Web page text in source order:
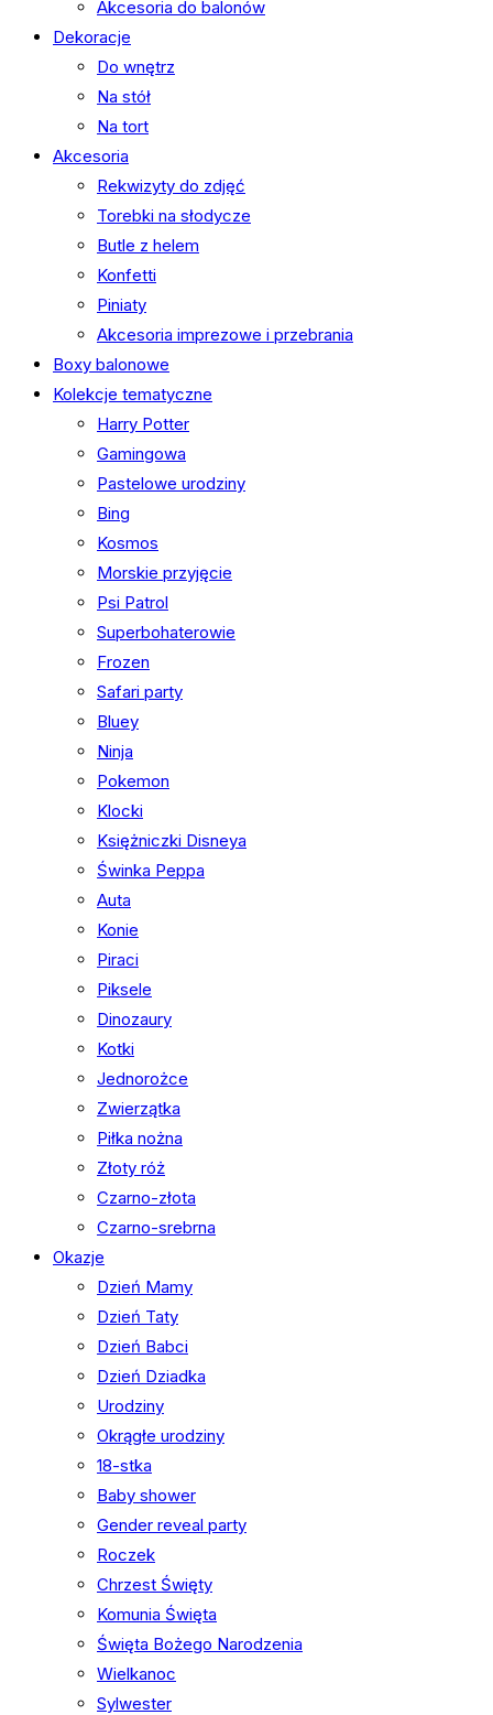
Akcesoria do balonów
Dekoracje
Do wnętrz
Na stół
Na tort
Akcesoria
Rekwizyty do zdjęć
Torebki na słodycze
Butle z helem
Konfetti
Piniaty
Akcesoria imprezowe i przebrania
Boxy balonowe
Kolekcje tematyczne
Harry Potter
Gamingowa
Pastelowe urodziny
Bing
Kosmos
Morskie przyjęcie
Psi Patrol
Superbohaterowie
Frozen
Safari party
Bluey
Ninja
Pokemon
Klocki
Księżniczki Disneya
Świnka Peppa
Auta
Konie
Piraci
Piksele
Dinozaury
Kotki
Jednorożce
Zwierzątka
Piłka nożna
Złoty róż
Czarno-złota
Czarno-srebrna
Okazje
Dzień Mamy
Dzień Taty
Dzień Babci
Dzień Dziadka
Urodziny
Okrągłe urodziny
18-stka
Baby shower
Gender reveal party
Roczek
Chrzest Święty
Komunia Święta
Święta Bożego Narodzenia
Wielkanoc
Sylwester